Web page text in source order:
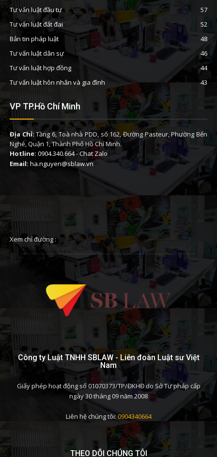
Tư vấn luật đầu tư
57
Tư vấn luật đất đai
52
Bản tin pháp luật
48
Tư vấn luật dân sự
46
Tư vấn luật hợp đồng
44
Tư vấn luật hôn nhân và gia đình
43
VP TP.Hồ Chí Minh
Địa Chỉ:Tầng 6, Toà nhà PDD, số 162, Đường Pasteur, Phường Bến
Nghé, Quận 1, Thành Phố Hồ Chí Minh.
Hotline: 0904.340.664-Chat Zalo
Email: ha.nguyen@sblaw.vn
Xem chỉ đường :
Công ty Luật TNHH SBLAW - Liên đoàn Luật sư Việt
Nam
Giấy phép hoạt động số 01070373/TP/ĐKHĐ do Sở Tư pháp cấp
ngày 30 tháng 09 năm 2008
Liên hệ chúng tôi: 0904340664
THEO DÕI CHÚNG TÔI